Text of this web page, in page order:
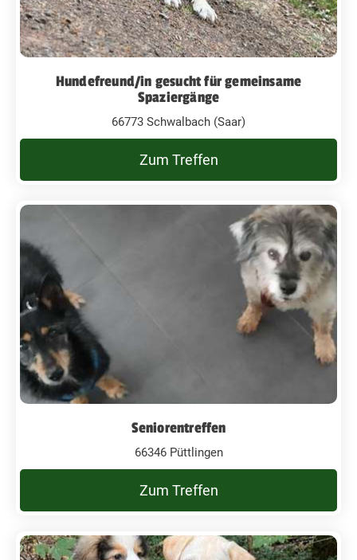
Hundefreund/in gesucht für gemeinsame
Spaziergänge
66773 Schwalbach (Saar)
Zum Treffen
Seniorentreffen
66346 Püttlingen
Zum Treffen